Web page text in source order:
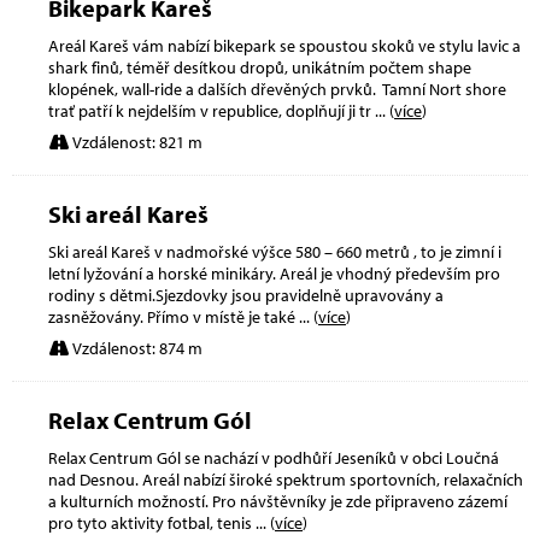
Bikepark Kareš
Areál Kareš vám nabízí bikepark se spoustou skoků ve stylu lavic a
shark finů, téměř desítkou dropů, unikátním počtem shape
klopének, wall-ride a dalších dřevěných prvků. Tamní Nort shore
trať patří k nejdelším v republice, doplňují ji tr... (více)
Vzdálenost: 821 m
Ski areál Kareš
Ski areál Kareš v nadmořské výšce 580 – 660 metrů , to je zimní i
letní lyžování a horské minikáry. Areál je vhodný především pro
rodiny s dětmi.Sjezdovky jsou pravidelně upravovány a
zasněžovány. Přímo v místě je také... (více)
Vzdálenost: 874 m
Relax Centrum Gól
Relax Centrum Gól se nachází v podhůří Jeseníků v obci Loučná
nad Desnou. Areál nabízí široké spektrum sportovních, relaxačních
a kulturních možností. Pro návštěvníky je zde připraveno zázemí
pro tyto aktivity fotbal, tenis ... (více)